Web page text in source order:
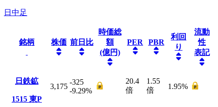
日中足
銘柄 株価 前日比
時価総
額
(億円)
PER PBR
利回
り
流動
性
表記
日鉄鉱
1515 東P
3,175
-325
-9.29%
20.4
倍
1.55
倍
1.95%